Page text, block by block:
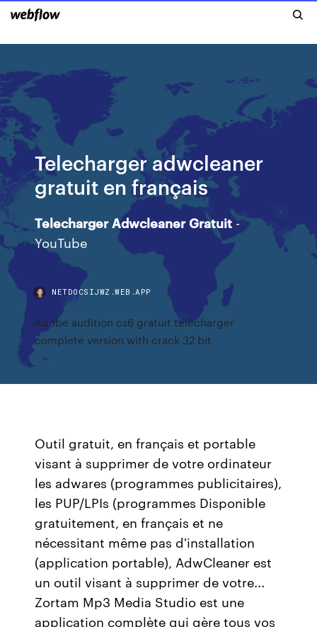
Telecharger adwcleaner
gratuit en français
Telecharger Adwcleaner Gratuit-
YouTube
NETDOCSIJWZ.WEB.APP
Adobe audition cs6 gratuit télécharger
complete version with crack 32 bit
Outil gratuit, en français et portable
visant à supprimer de votre ordinateur
les adwares (programmes publicitaires),
les PUP/LPIs (programmes Disponible
gratuitement, en français et ne
nécessitant même pas d'installation
(application portable), AdwCleaner est
un outil visant à supprimer de votre...
Zortam Mp3 Media Studio est une
application complète qui gère tous vos